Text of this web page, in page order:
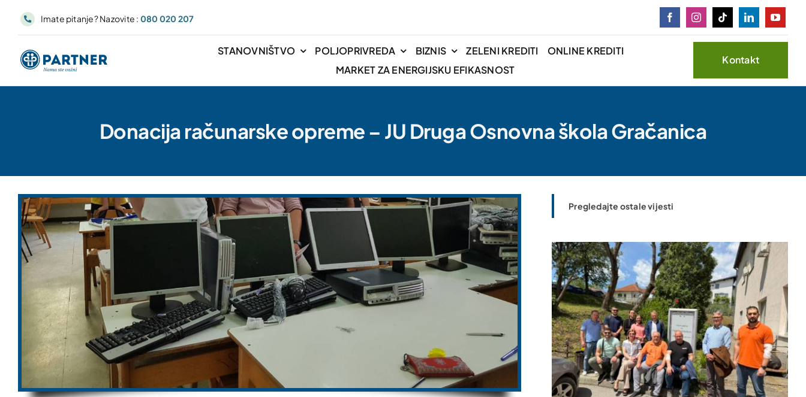
Imate pitanje? Nazovite : 080 020 207
STANOVNIŠTVO POLJOPRIVREDA BIZNIS ZELENI KREDITI
ONLINE KREDITI
MARKET ZA ENERGIJSKU EFIKASNOST
Kontakt
Donacija računarske opreme – JU Druga Osnovna škola Gračanica
Pregledajte ostale vijesti